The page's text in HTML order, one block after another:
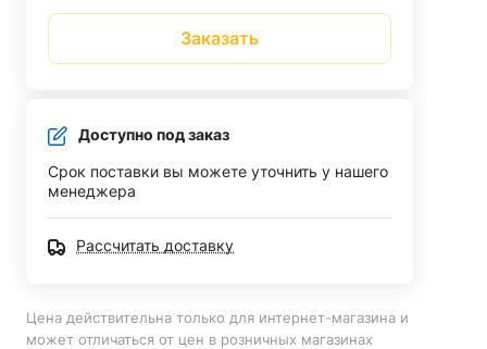
Заказать
Доступно под заказ
Срок поставки вы можете уточнить у нашего
менеджера
Рассчитать доставку
Цена действительна только для интернет-магазина и
может отличаться от цен в розничных магазинах